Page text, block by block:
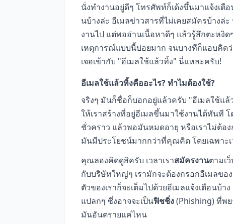
นั่งทำงานอยู่ดีๆ โทรศัพท์ก็เด้งขึ้นมาแจ้งเตื
นบ้างล่ะ อีเมลข่าวสารที่ไม่เคยสมัครบ้างล่
งานไป แต่พออ่านเนื้อหาดีๆ แล้วรู้สึกตะหงิ
เหตุการณ์แบบนี้บ่อยมาก จนบางทีก็แอบคิด
เจอเข้ากับ "อีเมลใช้แล้วทิ้ง" นี่แหละครับ!
อีเมลใช้แล้วทิ้งคืออะไร? ทำไมต้องใช้?
จริงๆ มันก็ชื่อก็บอกอยู่แล้วครับ "อีเมลใช้แ
ให้เราสร้างที่อยู่อีเมลขึ้นมาใช้งานได้ทันที
ชั่วคราว แล้วพอมันหมดอายุ หรือเราไม่ต้อ
มันมีประโยชน์มากกว่าที่คุณคิด โดยเฉพาะเ
คุณลองคิดดูสิครับ เวลาเราสมัครงานตามเ
กับบริษัทใหญ่ๆ เรามักจะต้องกรอกอีเมลขอ
ตัวของเราก็จะเต็มไปด้วยอีเมลแจ้งเตือนบ้
แปลกๆ ซึ่งอาจจะเป็นฟิชชิ่ง(Phishing) ที่พ
มันอันตรายแค่ไหน